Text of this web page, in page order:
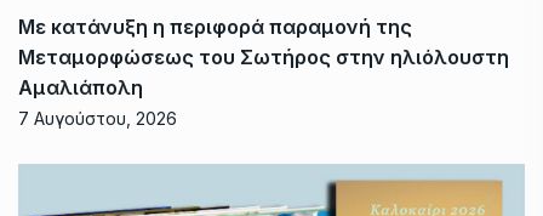
Με κατάνυξη η περιφορά παραμονή της
Μεταμορφώσεως του Σωτήρος στην ηλιόλουστη
Αμαλιάπολη
7 Αυγούστου, 2026